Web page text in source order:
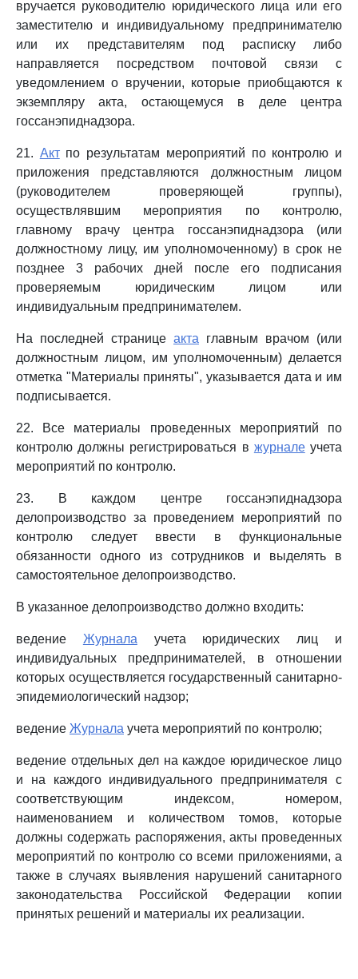
вручается руководителю юридического лица или его
заместителю и индивидуальному предпринимателю
или их представителям под расписку либо
направляется посредством почтовой связи с
уведомлением о вручении, которые приобщаются к
экземпляру акта, остающемуся в деле центра
госсанэпиднадзора.
21. Актпо результатам мероприятий по контролю и
приложения представляются должностным лицом
(руководителем проверяющей группы),
осуществлявшим мероприятия по контролю,
главному врачу центра госсанэпиднадзора (или
должностному лицу, им уполномоченному) в срок не
позднее 3 рабочих дней после его подписания
проверяемым юридическим лицом или
индивидуальным предпринимателем.
На последней странице акта главным врачом (или
должностным лицом, им уполномоченным) делается
отметка "Материалы приняты", указывается дата и им
подписывается.
22. Все материалы проведенных мероприятий по
контролю должны регистрироваться в журналеучета
мероприятий по контролю.
23. В каждом центре госсанэпиднадзора
делопроизводство за проведением мероприятий по
контролю следует ввести в функциональные
обязанности одного из сотрудников и выделять в
самостоятельное делопроизводство.
В указанное делопроизводство должно входить:
ведение Журнала учета юридических лиц и
индивидуальных предпринимателей, в отношении
которых осуществляется государственный санитарно-
эпидемиологический надзор;
ведение Журнала учета мероприятий по контролю;
ведение отдельных дел на каждое юридическое лицо
и на каждого индивидуального предпринимателя с
соответствующим индексом, номером,
наименованием и количеством томов, которые
должны содержать распоряжения, акты проведенных
мероприятий по контролю со всеми приложениями, а
также в случаях выявления нарушений санитарного
законодательства Российской Федерации копии
принятых решений и материалы их реализации.